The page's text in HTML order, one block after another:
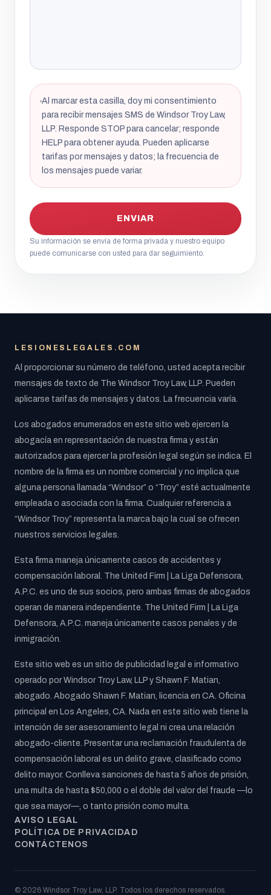
Al marcar esta casilla, doy mi consentimiento
para recibir mensajes SMS de Windsor Troy Law,
LLP. Responde STOP para cancelar; responde
HELP para obtener ayuda. Pueden aplicarse
tarifas por mensajes y datos; la frecuencia de
los mensajes puede variar.
ENVIAR
Su información se envía de forma privada y nuestro equipo
puede comunicarse con usted para dar seguimiento.
LESIONESLEGALES.COM
Al proporcionar su número de teléfono, usted acepta recibir
mensajes de texto de The Windsor Troy Law, LLP. Pueden
aplicarse tarifas de mensajes y datos. La frecuencia varía.
Los abogados enumerados en este sitio web ejercen la
abogacía en representación de nuestra firma y están
autorizados para ejercer la profesión legal según se indica. El
nombre de la firma es un nombre comercial y no implica que
alguna persona llamada “Windsor” o “Troy” esté actualmente
empleada o asociada con la firma. Cualquier referencia a
“Windsor Troy” representa la marca bajo la cual se ofrecen
nuestros servicios legales.
Esta firma maneja únicamente casos de accidentes y
compensación laboral. The United Firm | La Liga Defensora,
A.P.C. es uno de sus socios, pero ambas firmas de abogados
operan de manera independiente. The United Firm | La Liga
Defensora, A.P.C. maneja únicamente casos penales y de
inmigración.
Este sitio web es un sitio de publicidad legal e informativo
operado por Windsor Troy Law, LLP y Shawn F. Matian,
abogado. Abogado Shawn F. Matian, licencia en CA. Oficina
principal en Los Angeles, CA. Nada en este sitio web tiene la
intención de ser asesoramiento legal ni crea una relación
abogado-cliente. Presentar una reclamación fraudulenta de
compensación laboral es un delito grave, clasificado como
delito mayor. Conlleva sanciones de hasta 5 años de prisión,
una multa de hasta $50,000 o el doble del valor del fraude —lo
que sea mayor—, o tanto prisión como multa.
AVISO LEGAL
POLÍTICA DE PRIVACIDAD
CONTÁCTENOS
© 2026 Windsor Troy Law, LLP. Todos los derechos reservados.